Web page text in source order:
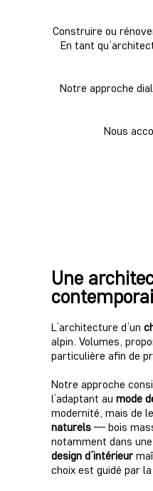
Construire ou
En tant
Notre approche
Nous
Une
L’architecture d’un
alpin. Volumes,
particulière afin de
Notre approche
l’adaptant au mode
modernité, mais de
naturels — bois
notamment dans
design d’intérieur
choix est guidé par